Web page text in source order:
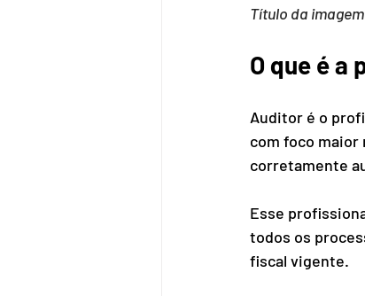
Título da
O que é
Auditor é o
com foco maior
corretamente
Esse
todos os
fiscal vigente.